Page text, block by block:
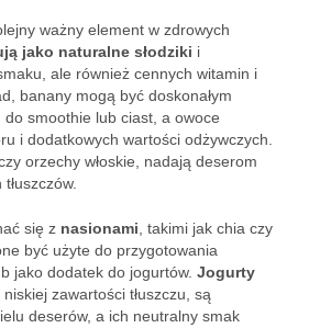
ważny element w zdrowych
jako naturalne słodziki i
ale również cennych witamin i
banany mogą być doskonałym
do smoothie lub ciast, a owoce
i dodatkowych wartości odżywczych.
orzechy włoskie, nadają deserom
się z nasionami , takimi jak chia czy
być użyte do przygotowania
jako dodatek do jogurtów. Jogurty
niskiej zawartości tłuszczu, są
deserów, a ich neutralny smak